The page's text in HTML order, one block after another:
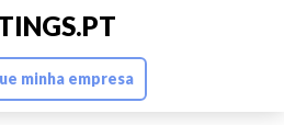
minha empresa